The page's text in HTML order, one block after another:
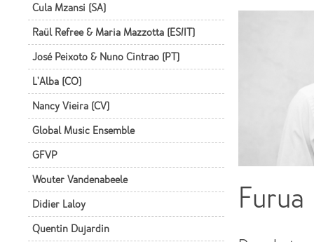
Cula Mzansi (SA)
Raül Refree & Maria Mazzotta (ES/IT)
José Peixoto & Nuno Cintrao (PT)
L'Alba (CO)
Nancy Vieira (CV)
Global Music Ensemble
GFVP
Wouter Vandenabeele
Didier Laloy
Quentin Dujardin
Furua